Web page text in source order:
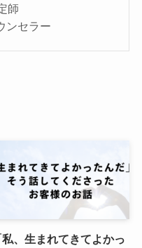
師
ンセラー
私、生まれてきてよかっ